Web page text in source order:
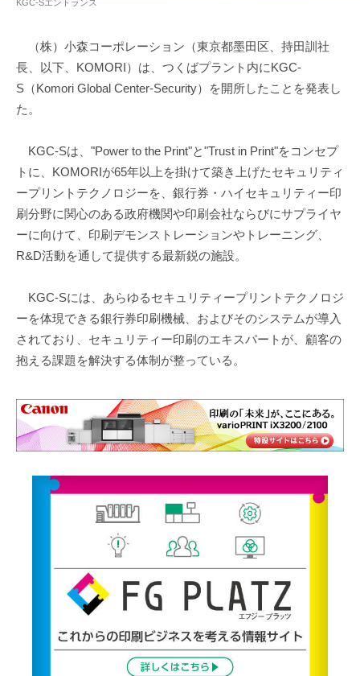
KGC-Sエントランス
（株）小森コーポレーション（東京都墨田区、持田訓社
長、以下、KOMORI）は、つくばプラント内にKGC-
S（Komori Global Center-Security）を開所したことを発表し
た。
KGC-Sは、"Power to the Print"と"Trust in Print"をコンセプ
トに、KOMORIが65年以上を掛けて築き上げたセキュリティ
ープリントテクノロジーを、銀行券・ハイセキュリティー印
刷分野に関心のある政府機関や印刷会社ならびにサプライヤ
ーに向けて、印刷デモンストレーションやトレーニング、
R&D活動を通して提供する最新鋭の施設。
KGC-Sには、あらゆるセキュリティープリントテクノロジ
ーを体現できる銀行券印刷機械、およびそのシステムが導入
されており、セキュリティー印刷のエキスパートが、顧客の
抱える課題を解決する体制が整っている。